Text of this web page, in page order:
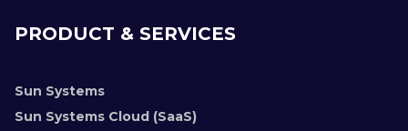
PRODUCT & SERVICES
Sun Systems
Sun Systems Cloud (SaaS)